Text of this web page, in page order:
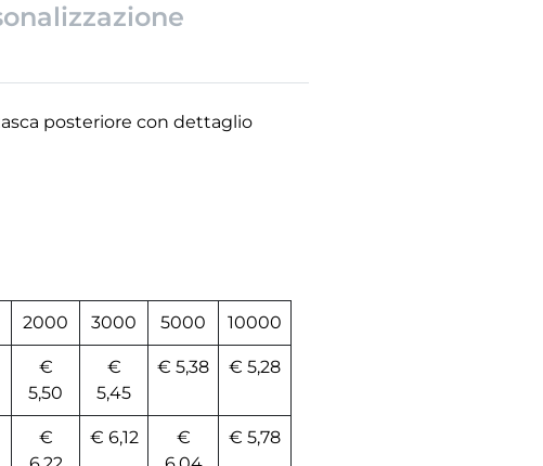
posteriore con dettaglio
2000 3000 5000 10000
€
5,50
€
5,45
€ 5,38 € 5,28
€
€ 6,12
€
€ 5,78